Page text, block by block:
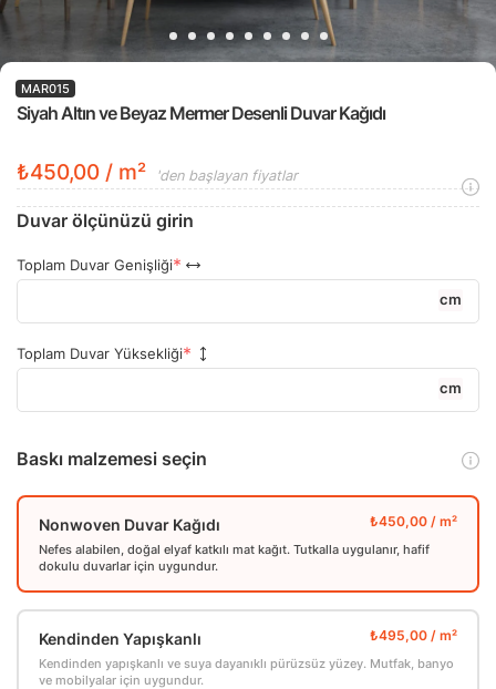
Siyah Altın ve Beyaz Mermer Desenli Duvar Kağıdı
MAR015
₺450,00 / m² 'den başlayan fiyatlar
Duvar ölçünüzü girin
Toplam Duvar Genişliği
cm
Toplam Duvar Yüksekliği
cm
Baskı malzemesi seçin
Nonwoven Duvar Kağıdı
Nefes alabilen, doğal elyaf katkılı mat kağıt. Tutkalla uygulanır, hafif
dokulu duvarlar için uygundur.
Kendinden Yapışkanlı
Kendinden yapışkanlı ve suya dayanıklı pürüzsüz yüzey. Mutfak, banyo
ve mobilyalar için uygundur.